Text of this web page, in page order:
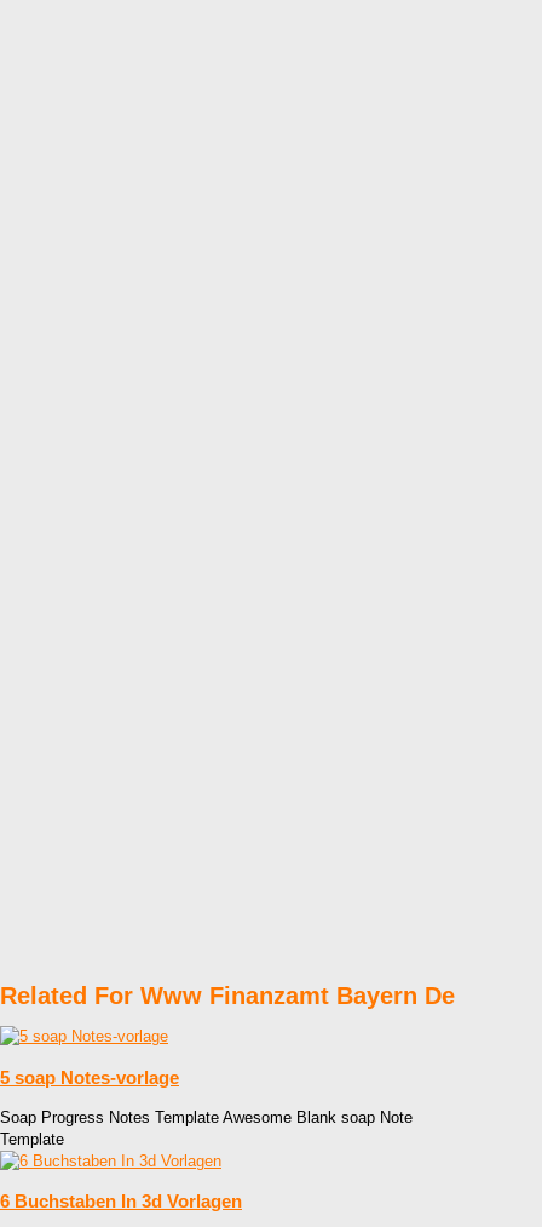
Related For Www Finanzamt Bayern De
5 soap Notes-vorlage
Soap Progress Notes Template Awesome Blank soap Note
Template
6 Buchstaben In 3d Vorlagen